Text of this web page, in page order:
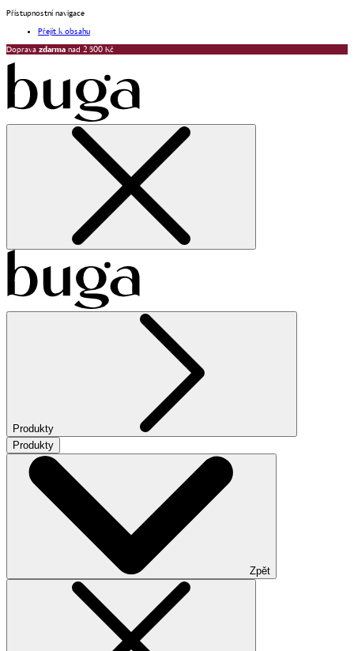
Přístupnostní navigace
Přejít k obsahu
Doprava zdarma nad 2 500 Kč
Produkty
Produkty
Zpět